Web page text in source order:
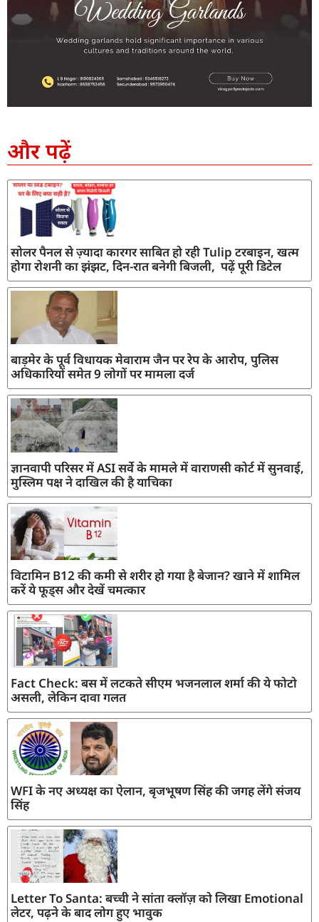
और पढ़ें
सोलर पैनल से ज़्यादा कारगर साबित हो रही Tulip टरबाइन, खत्म
होगा रोशनी का झंझट, दिन-रात बनेगी बिजली, पढ़ें पूरी डिटेल
बाड़मेर के पूर्व विधायक मेवाराम जैन पर रेप के आरोप, पुलिस
अधिकारियों समेत 9 लोगों पर मामला दर्ज
ज्ञानवापी परिसर में ASI सर्वे के मामले में वाराणसी कोर्ट में सुनवाई,
मुस्लिम पक्ष ने दाखिल की है याचिका
विटामिन B12 की कमी से शरीर हो गया है बेजान? खाने में शामिल
करें ये फूड्स और देखें चमत्कार
Fact Check: बस में लटकते सीएम भजनलाल शर्मा की ये फोटो
असली, लेकिन दावा गलत
WFI के नए अध्यक्ष का ऐलान, बृजभूषण सिंह की जगह लेंगे संजय
सिंह
Letter To Santa: बच्ची ने सांता क्लॉज़ को लिखा Emotional
लेटर, पढ़ने के बाद लोग हुए भावुक